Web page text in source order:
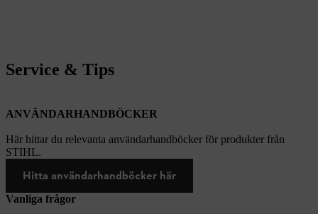
Service & Tips
ANVÄNDARHANDBÖCKER
Här hittar du relevanta användarhandböcker för produkter från
STIHL.
Hitta användarhandböcker här
Vanliga frågor